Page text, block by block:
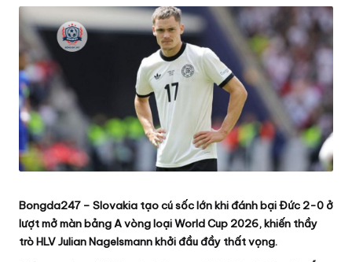
h
ể
t
h
a
o,
b
á
o
ó
n
g
Bongda247– Slovakia tạo cú sốc lớn khi đánh bại Đức 2-0 ở
lượt mở màn bảng A vòng loại World Cup 2026, khiến thầy
trò HLV Julian Nagelsmann khởi đầu đầy thất vọng.